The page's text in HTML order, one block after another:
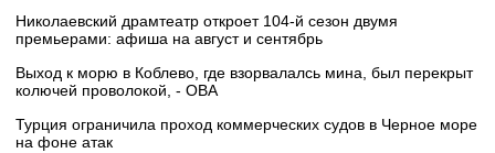
Николаевский драмтеатр откроет 104-й сезон двумя
премьерами: афиша на август и сентябрь
Выход к морю в Коблево, где взорвалалсь мина, был перекрыт
колючей проволокой, - ОВА
Турция ограничила проход коммерческих судов в Черное море
на фоне атак